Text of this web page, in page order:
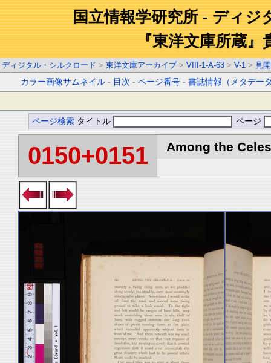
国立情報学研究所 - ディジ
『東洋文庫所蔵』
ディジタル・シルクロード > 東洋文庫アーカイブ > VIII-1-A-63 > V-1 > 見
カラー画像サムネイル - 目次 -ページ番号 -書誌情報（メタデー
ページ検索 タイトル ページ
0150+0151 Among the